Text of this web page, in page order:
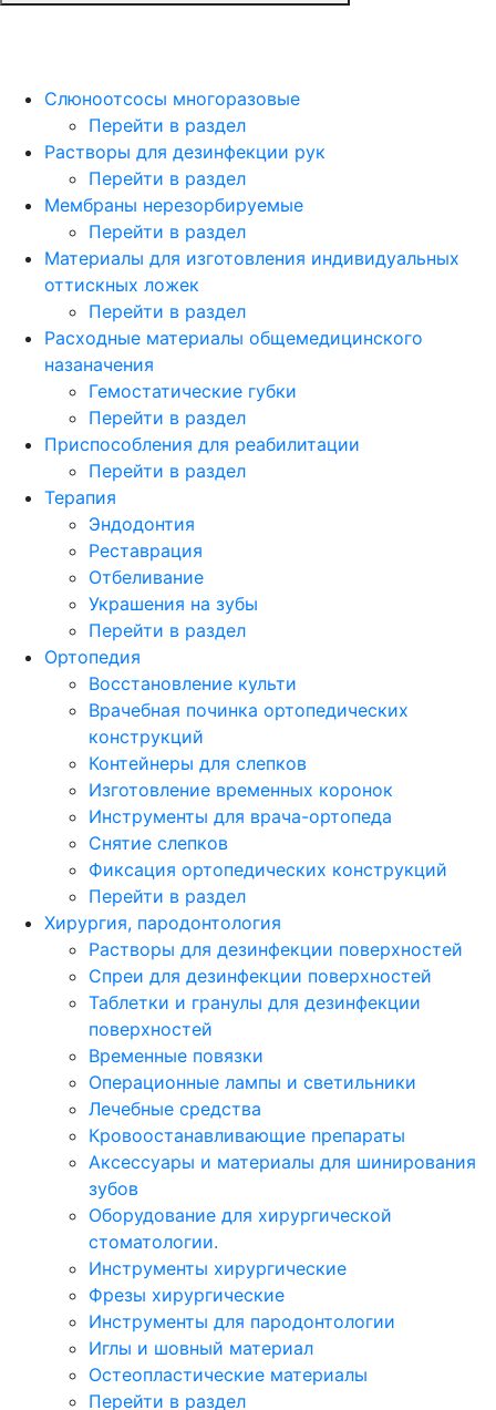
Слюноотсосы многоразовые
Перейти в раздел
Растворы для дезинфекции рук
Перейти в раздел
Мембраны нерезорбируемые
Перейти в раздел
Материалы для изготовления индивидуальных
оттискных ложек
Перейти в раздел
Расходные материалы общемедицинского
назаначения
Гемостатические губки
Перейти в раздел
Приспособления для реабилитации
Перейти в раздел
Терапия
Эндодонтия
Реставрация
Отбеливание
Украшения на зубы
Перейти в раздел
Ортопедия
Восстановление культи
Врачебная починка ортопедических
конструкций
Контейнеры для слепков
Изготовление временных коронок
Инструменты для врача-ортопеда
Снятие слепков
Фиксация ортопедических конструкций
Перейти в раздел
Хирургия, пародонтология
Растворы для дезинфекции поверхностей
Спреи для дезинфекции поверхностей
Таблетки и гранулы для дезинфекции
поверхностей
Временные повязки
Операционные лампы и светильники
Лечебные средства
Кровоостанавливающие препараты
Аксессуары и материалы для шинирования
зубов
Оборудование для хирургической
стоматологии.
Инструменты хирургические
Фрезы хирургические
Инструменты для пародонтологии
Иглы и шовный материал
Остеопластические материалы
Перейти в раздел